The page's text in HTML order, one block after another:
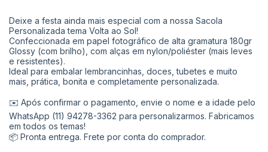
Deixe a festa ainda mais especial com a nossa Sacola
Personalizada tema Volta ao Sol!
Confeccionada em papel fotográfico de alta gramatura 180gr
Glossy (com brilho), com alças em nylon/poliéster (mais leves
e resistentes).
Ideal para embalar lembrancinhas, doces, tubetes e muito
mais, prática, bonita e completamente personalizada.
✉️ Após confirmar o pagamento, envie o nome e a idade pelo
WhatsApp (11) 94278-3362 para personalizarmos. Fabricamos
em todos os temas!
📦 Pronta entrega. Frete por conta do comprador.